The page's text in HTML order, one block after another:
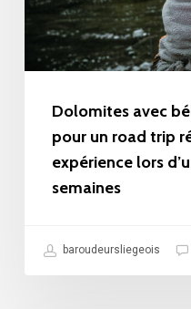
pour
un
road
réussi
base
notre
expérience
Dolomites avec
pour un road trip
expérience lors
semaines
baroudeursliegeois